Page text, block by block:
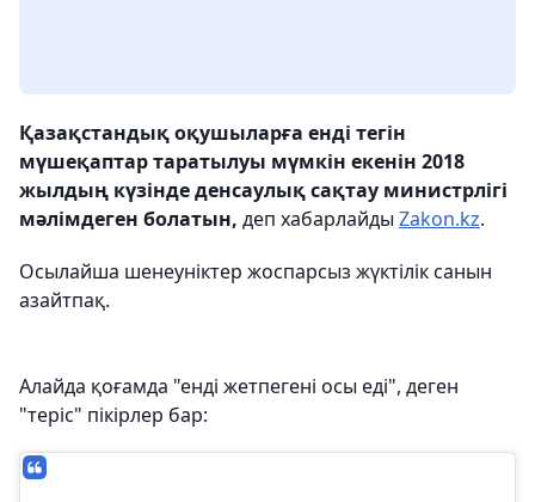
Қазақстандық оқушыларға енді тегін
мүшеқаптар таратылуы мүмкін екенін 2018
жылдың күзінде денсаулық сақтау министрлігі
мәлімдеген болатын, деп хабарлайды Zakon.kz.
Осылайша шенеуніктер жоспарсыз жүктілік санын
азайтпақ.
Алайда қоғамда "енді жетпегені осы еді", деген
"теріс" пікірлер бар: